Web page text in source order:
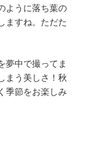
ように落ち葉の
ますね。ただた
夢中で撮ってま
まう美しさ！秋
季節をお楽しみ